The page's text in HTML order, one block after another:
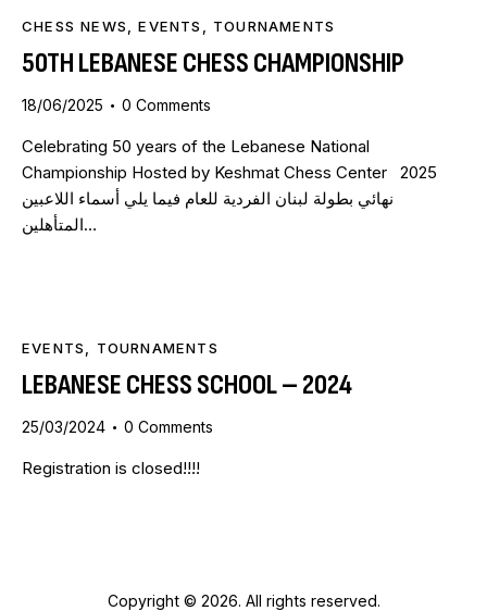
CHESS NEWS ,EVENTS TOURNAMENTS
50TH LEBANESE CHESS CHAMPIONSHIP
18/06/2025 0 Comments
Celebrating 50 years of the Lebanese National
Championship Hosted by Keshmat Chess Center 2025
نهائي بطولة لبنان الفردية للعام فيما يلي أسماء اللاعبين
المتأهلين…
EVENTS TOURNAMENTS
LEBANESE CHESS SCHOOL – 2024
25/03/2024 0 Comments
Registration is closed!!!!
Copyright © 2026. All rights reserved.